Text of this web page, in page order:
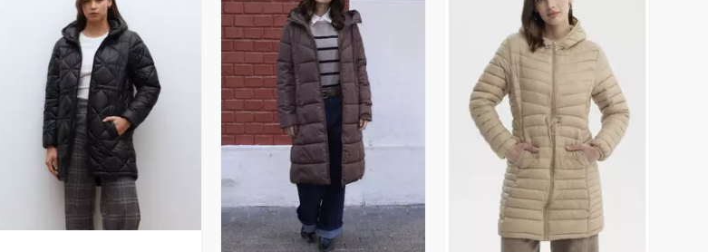
Vista Previa
Vista Previa Vista Previa